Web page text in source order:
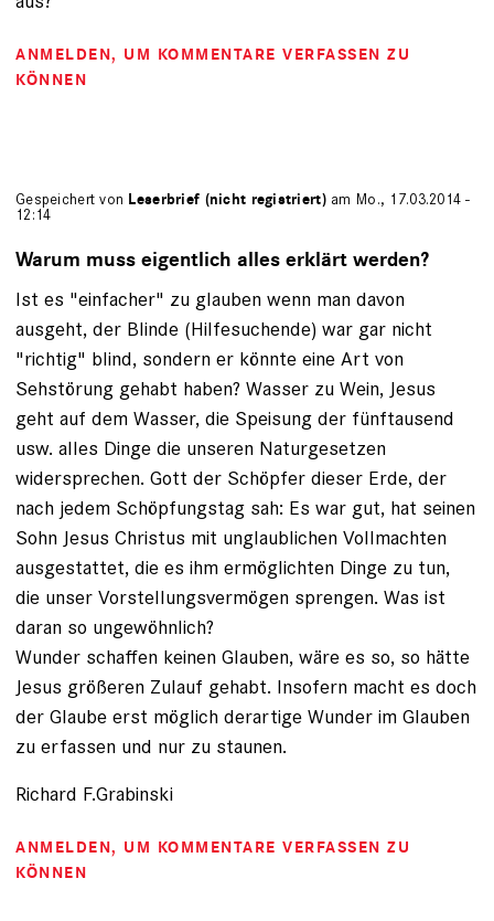
ANMELDEN, UM KOMMENTARE VERFASSEN ZU
KÖNNEN
Gespeichert von Leserbrief (nicht registriert)am Mo., 17.03.2014 -
12:14
Warum muss eigentlich alles erklärt werden?
Ist es "einfacher" zu glauben wenn man davon
ausgeht, der Blinde (Hilfesuchende) war gar nicht
"richtig" blind, sondern er könnte eine Art von
Sehstörung gehabt haben? Wasser zu Wein, Jesus
geht auf dem Wasser, die Speisung der fünftausend
usw. alles Dinge die unseren Naturgesetzen
widersprechen. Gott der Schöpfer dieser Erde, der
nach jedem Schöpfungstag sah: Es war gut, hat seinen
Sohn Jesus Christus mit unglaublichen Vollmachten
ausgestattet, die es ihm ermöglichten Dinge zu tun,
die unser Vorstellungsvermögen sprengen. Was ist
daran so ungewöhnlich?
Wunder schaffen keinen Glauben, wäre es so, so hätte
Jesus größeren Zulauf gehabt. Insofern macht es doch
der Glaube erst möglich derartige Wunder im Glauben
zu erfassen und nur zu staunen.
Richard F.Grabinski
ANMELDEN, UM KOMMENTARE VERFASSEN ZU
KÖNNEN